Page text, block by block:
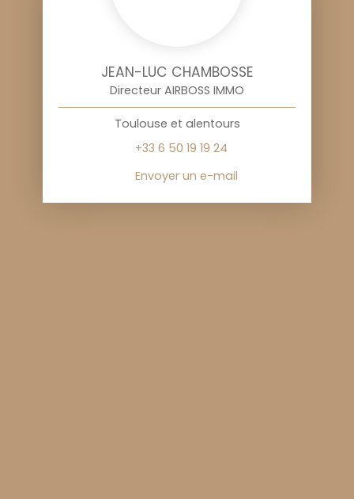
JEAN-LUC CHAMBOSSE
Directeur AIRBOSS IMMO
Toulouse et alentours
+33 6 50 19 19 24
Envoyer un e-mail